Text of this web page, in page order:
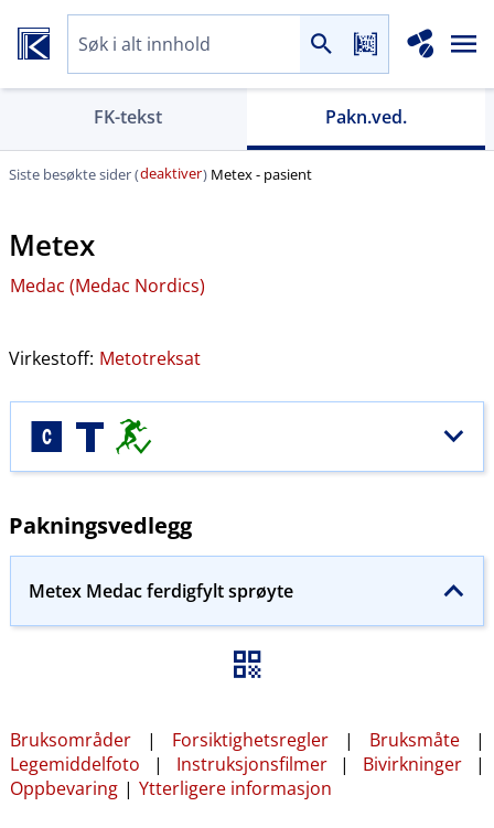
FK-tekst Pakn.ved.
Siste besøkte sider (deaktiver) Metex - pasient
Metex
Medac (Medac Nordics)
Virkestoff: Metotreksat
Pakningsvedlegg
Metex Medac ferdigfylt sprøyte
Bruksområder | Forsiktighetsregler | Bruksmåte |
Legemiddelfoto | Instruksjonsfilmer | Bivirkninger |
Oppbevaring | Ytterligere informasjon